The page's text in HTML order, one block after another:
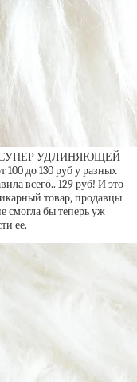
СУПЕР УДЛИНЯЮЩЕЙ
100 до 130 руб у разных
всего.. 129 руб! И это
товар, продавцы
смогла бы теперь уж
ее.